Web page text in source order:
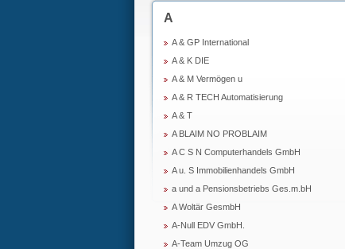
A
A & GP International
A & K DIE
A & M Vermögen u
A & R TECH Automatisierung
A & T
A BLAIM NO PROBLAIM
A C S N Computerhandels GmbH
A u. S Immobilienhandels GmbH
a und a Pensionsbetriebs Ges.m.bH
A Woltär GesmbH
A-Null EDV GmbH.
A-Team Umzug OG